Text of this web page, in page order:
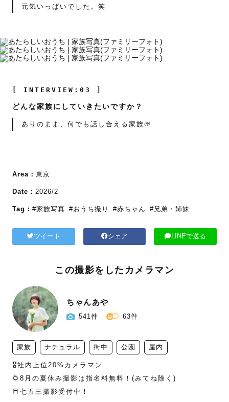
元気いっぱいでした。笑
[ INTERVIEW:03 ]
どんな家族にしていきたいですか？
ありのまま、何でも話し合える家族🌱
Area： 東京
Date： 2026/2
Tag： #家族写真 #おうち撮り #赤ちゃん #兄弟・姉妹
ツイート シェア LINEで送る
この撮影をしたカメラマン
ちゃんあや
541件 63件
家族 ナチュラル 街中 公園 屋内
🎖️社内上位20%カメラマン
🌻8月の夏休み撮影は指名料無料！(みてね除く)
⛩️七五三撮影受付中！